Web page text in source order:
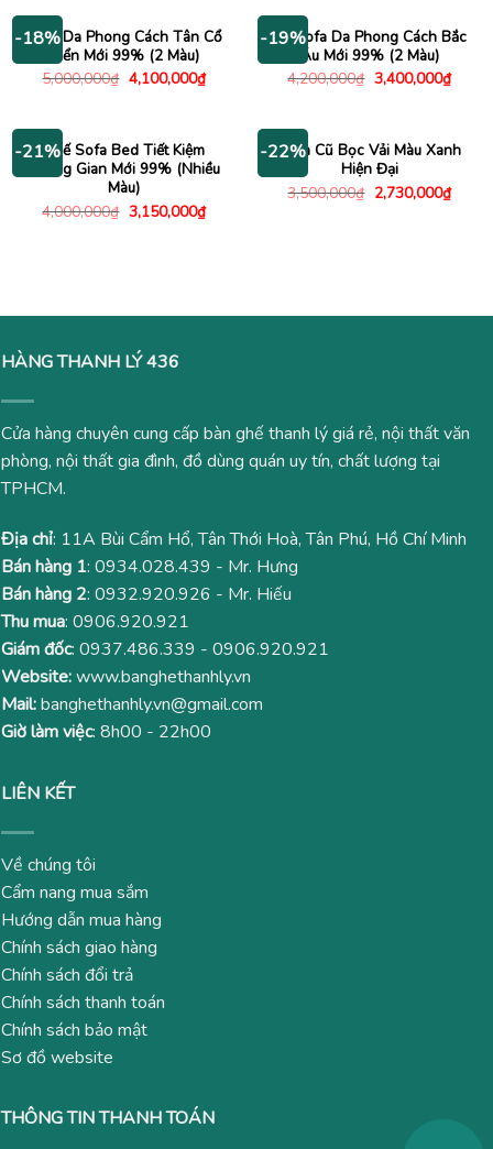
4,980,000₫.
-18%
Sofa Da Phong Cách Tân Cổ
Điển Mới 99% (2 Màu)
5,000,000₫ Giá
gốc
4,100,000₫Giá
hiện
4,100,000₫.
-19%
Bộ Sofa Da Phong Cách Bắc
Âu Mới 99% (2 Màu)
4,200,000₫ Giá
gốc
3,400,000₫Giá
hiện
-21%Ghế Sofa Bed Tiết Kiệm
Không Gian Mới 99% (Nhiều
Màu)
4,000,000₫ Giá
gốc
3,150,000₫Giá
hiện
-22%
Sofa Cũ Bọc Vải Màu Xanh
Hiện Đại
3,500,000₫ Giá
gốc
2,730,000₫Giá
hiện
HÀNG THANH LÝ 436
Cửa hàng chuyên cung cấp bàn ghế thanh lý giá rẻ, nội thất văn
phòng, nội thất gia đình, đồ dùng quán uy tín, chất lượng tại
TPHCM.
Địa chỉ: 11A Bùi Cẩm Hổ, Tân Thới Hoà, Tân Phú, Hồ Chí Minh
Bán hàng 1: 0934.028.439 - Mr. Hưng
Bán hàng 2: 0932.920.926 - Mr. Hiếu
Thu mua: 0906.920.921
Giám đốc: 0937.486.339 - 0906.920.921
Website:www.banghethanhly.vn
Mail:banghethanhly.vn@gmail.com
Giờ làm việc: 8h00 - 22h00
LIÊN KẾT
Về chúng tôi
Cẩm nang mua sắm
Hướng dẫn mua hàng
Chính sách giao hàng
Chính sách đổi trả
Chính sách thanh toán
Chính sách bảo mật
Sơ đồ website
THÔNG TIN THANH TOÁN